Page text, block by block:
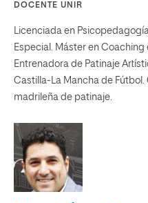
DOCENTE UNIR
Licenciada en
Especial. Máster en
Entrenadora de Patinaje
Castilla-La Mancha de
madrileña de patinaje.